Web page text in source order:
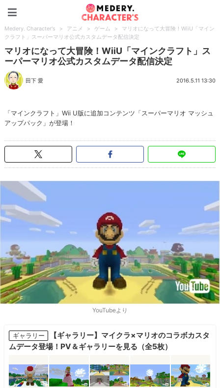
Medery. Character's > アニメ > ゲーム >
マリオになって大冒険！WiiU「マイン
クラフト」スーパーマリオ公式カスタムデータ配信決定
マリオになって大冒険！WiiU「マインクラフト」ス
ーパーマリオ公式カスタムデータ配信決定
田下 愛 2016.5.11 13:30
「マインクラフト」Wii U版に追加コンテンツ「スーパーマリオ マッシュ
アップパック」が登場！
YouTubeより
ギャラリー
【ギャラリー】マイクラ×マリオのコラボカスタ
ムデータ登場！PV＆ギャラリーを見る（全5枚）